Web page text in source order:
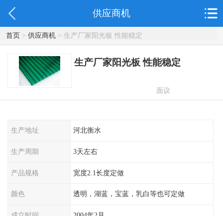
供应商机
首页> 供应商机> 生产厂家阳光板 性能稳定
生产厂家阳光板 性能稳定
面议
生产地址 河北衡水
生产周期 3天左右
产品规格 宽度2.1长度定做
颜色 透明，湖蓝，宝蓝，乳白等也可定做